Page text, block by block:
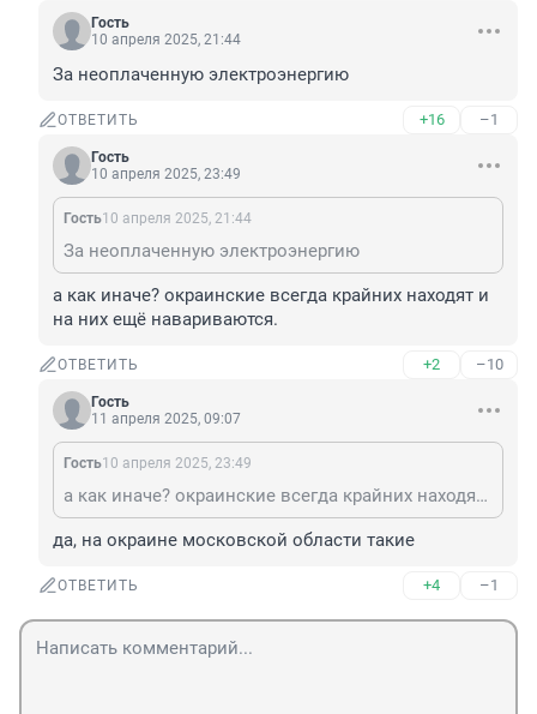
Гость
10 апреля 2025, 21:44
За неоплаченную электроэнергию
ОТВЕТИТЬ +16 –1
Гость
10 апреля 2025, 23:49
Гость10 апреля 2025, 21:44
За неоплаченную электроэнергию
а как иначе? окраинские всегда крайних находят и
на них ещё навариваются.
ОТВЕТИТЬ +2 –10
Гость
11 апреля 2025, 09:07
Гость10 апреля 2025, 23:49
а как иначе? окраинские всегда крайних находят и на них ещё навариваются.
да, на окраине московской области такие
ОТВЕТИТЬ +4 –1